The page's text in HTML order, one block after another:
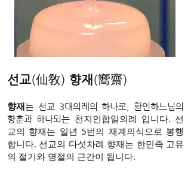
선교(仙敎) 향재 (嚮齋)
향재는 선교 3대의례의 하나로, 환인하느님의
향훈과 하나되는 천지인합일의례 입니다. 선
교의 향재는 일년 5번의 재계의식으로 봉행
합니다. 선교의 다섯차례 향재는 한민족 고유
의 절기와 명절의 근간이 됩니다.